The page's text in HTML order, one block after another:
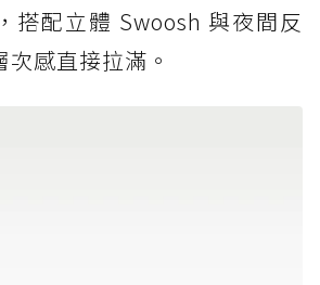
搭配立體 Swoosh 與夜間反
感直接拉滿。